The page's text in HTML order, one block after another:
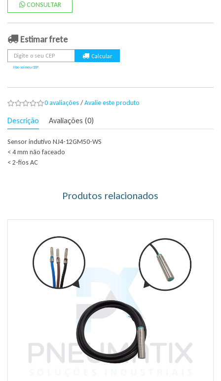
CONSULTAR
Estimar frete
Não sei meu CEP
0 avaliações/Avalie este produto
Descrição Avaliações (0)
Sensor indutivo NJ4-12GM50-WS
< 4 mm não faceado
< 2-fios AC
Produtos relacionados